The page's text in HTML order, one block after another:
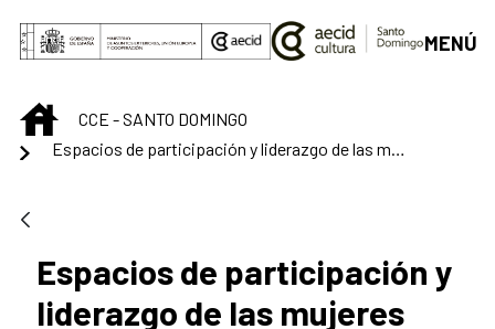
Saltar al contenido principal
MENÚ
INICIOCCE - SANTO DOMINGO
Espacios de participación y liderazgo de las mujeres Afrodescendientes en RD
Espacios de participación y
liderazgo de las mujeres